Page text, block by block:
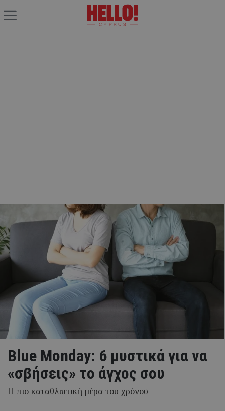
Blue Monday: 6 μυστικά για να
«σβήσεις» το άγχος σου
Η πιο καταθλιπτική μέρα του χρόνου